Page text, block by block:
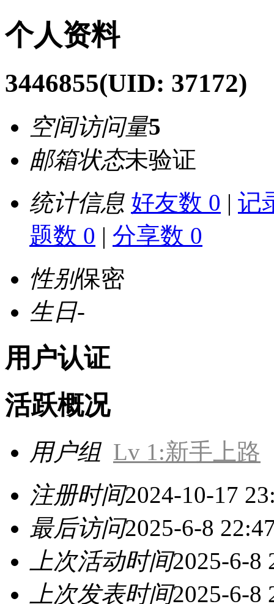
个人资料
3446855(UID: 37172)
空间访问量5
邮箱状态未验证
统计信息 好友数 0 | 记
题数 0 | 分享数 0
性别保密
生日-
用户认证
活跃概况
用户组 Lv 1:新手上路
注册时间2024-10-17
最后访问2025-6-8
上次活动时间2025-6-8
上次发表时间2025-6-8